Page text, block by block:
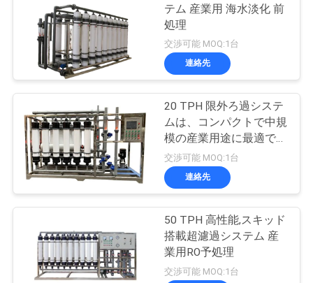
引
用
を
要
求
限外濾過の水処理シ
ステム
塩気のある水逆浸透
120
テム 産業用 海水淡化 前
処理
交渉可能 MOQ:1台
連絡先
20 TPH 限外ろ過システ
ムは、コンパクトで中規
模の産業用途に最適で
す。
交渉可能 MOQ:1台
連絡先
50 TPH 高性能,スキッド
搭載超濾過システム 産
業用RO予処理
交渉可能 MOQ:1台